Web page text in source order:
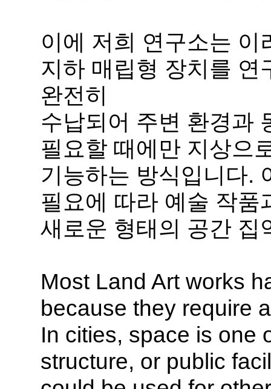
이에 저희 연구소는
지하 매립형 장치를 연
완전히
수납되어 주변 환경과
필요할 때에만 지상으
기능하는 방식입니다.
필요에 따라 예술 작
새로운 형태의 공간 집
Most Land Art works
because they require
In cities, space is one
structure, or public